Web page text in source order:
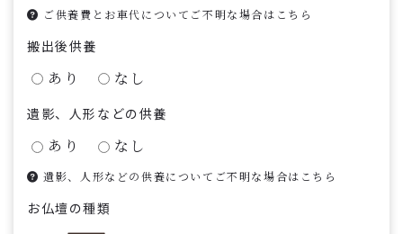
ご供養費とお車代についてご不明な場合はこちら
搬出後供養
あり なし
遺影、人形などの供養
あり なし
遺影、人形などの供養についてご不明な場合はこちら
お仏壇の種類